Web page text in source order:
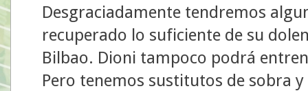
Desgraciadamente tendremos
recuperado lo suficiente de su
Bilbao. Dioni tampoco podrá
Pero tenemos sustitutos de sobra